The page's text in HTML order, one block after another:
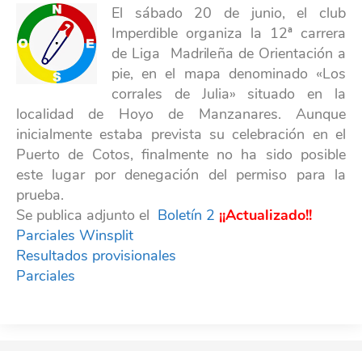
El sábado 20 de junio, el club
Imperdible organiza la 12ª carrera
de Liga Madrileña de Orientación a
pie, en el mapa denominado «Los
corrales de Julia» situado en la
localidad de Hoyo de Manzanares. Aunque
inicialmente estaba prevista su celebración en el
Puerto de Cotos, finalmente no ha sido posible
este lugar por denegación del permiso para la
prueba.
Se publica adjunto el Boletín 2 ¡¡Actualizado!!
Parciales Winsplit
Resultados provisionales
Parciales